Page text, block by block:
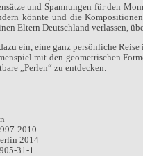
und Spannungen für den
könnte und die
Eltern Deutschland verlassen,
ein, eine ganz persönliche
mit den geometrischen
„Perlen“ zu entdecken.
2010
2014
31-1